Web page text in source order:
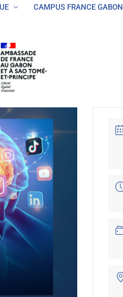
CAMPUS FRANCE GABON